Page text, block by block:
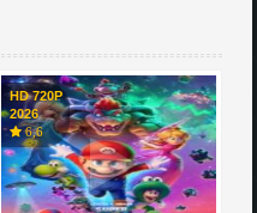
HD 720P
2026
6,6